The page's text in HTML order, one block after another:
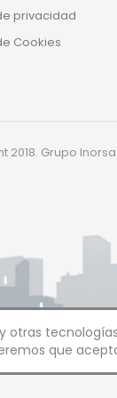
privacidad
Cookies
2018. Grupo
otras
que